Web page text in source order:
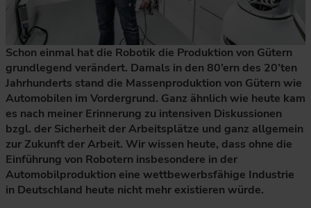
Schon einmal hat die Robotik die Produktion von Gütern
grundlegend verändert. Damals in den 80’ern des 20’ten
Jahrhunderts stand die Massenproduktion von Gütern wie
Automobilen im Vordergrund. Ganz ähnlich wie heute kam
es nach meiner Erinnerung zu intensiven Diskussionen
bzgl. der Sicherheit der Arbeitsplätze und ganz allgemein
zur Zukunft der Arbeit. Wir wissen heute, dass ohne die
Einführung von Robotern insbesondere in der
Automobilproduktion eine wettbewerbsfähige Industrie
in Deutschland heute nicht mehr existieren würde.